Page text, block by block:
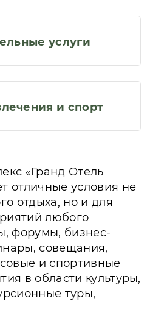
услуги
и спорт
«Гранд Отель
отличные условия не
отдыха, но и для
любого
форумы, бизнес-
совещания,
и спортивные
в области культуры,
туры,